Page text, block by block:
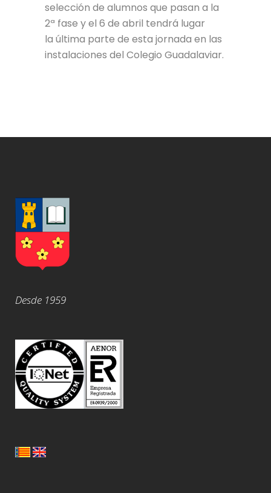
selección de alumnos que pasan a la
2ª fase y el 6 de abril tendrá lugar
la última parte de esta jornada en las
instalaciones del Colegio Guadalaviar.
Desde 1959